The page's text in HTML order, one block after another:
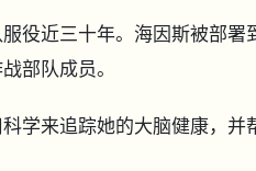
役近三十年。海因斯被部
部队成员。
学来追踪她的大脑健康，并